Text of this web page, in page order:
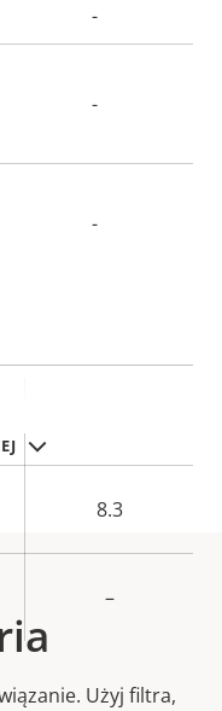
-
-
-
8.3
–
Użyj filtra,